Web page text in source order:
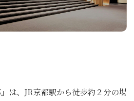
は、JR京都駅から徒歩約２分の場